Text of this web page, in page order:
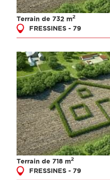
Terrain de 732 m2
FRESSINES - 79
Terrain de 718 m2
FRESSINES - 79